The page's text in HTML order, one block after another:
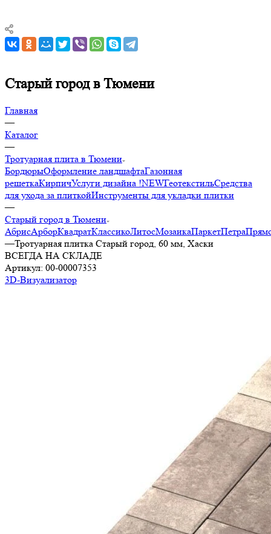
Старый город в Тюмени
Главная
—
Каталог
—
Тротуарная плита в Тюмени
БордюрыОформление ландшафтаГазонная
решеткаКирпичУслуги дизайна !NEWГеотекстильСредства
для ухода за плиткойИнструменты для укладки плитки
—
Старый город в Тюмени
АбрисАрборКвадратКлассикоЛитосМозаикаПаркетПетра
—Тротуарная плитка Старый город, 60 мм, Хаски
ВСЕГДА НА СКЛАДЕ
Артикул: 00-00007353
3D-Визуализатор